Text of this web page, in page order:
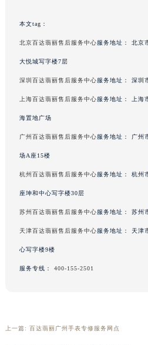
本文tag：
北京百达翡丽售后服务中心服务地址： 北京
大悦城写字楼7层
深圳百达翡丽售后服务中心服务地址： 深圳
上海百达翡丽售后服务中心服务地址： 上海
海置地广场
广州百达翡丽售后服务中心服务地址： 广州
场A座15楼
杭州百达翡丽售后服务中心服务地址： 杭州
座坤和中心写字楼30层
苏州百达翡丽售后服务中心服务地址： 苏州
天津百达翡丽售后服务中心服务地址： 天津
心写字楼9楼
服务专线： 400-155-2501
上一篇: 百达翡丽广州手表专修服务网点